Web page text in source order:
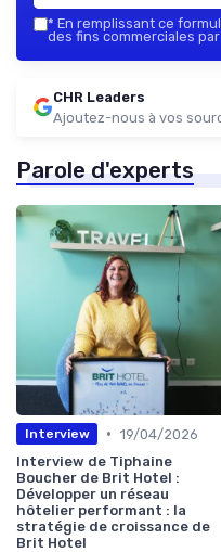
* En remplissant ce
des fins commerciales
CHR Leaders
Ajoutez-nous à vos
Parole d'experts
Interview • 19/04/2026
Interview de Tiphaine
Boucher de Brit Hotel :
Développer un réseau
hôtelier performant : la
stratégie de croissance de
Brit Hotel